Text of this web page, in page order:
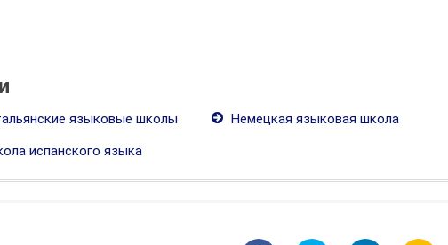
языковые школы
Немецкая языковая школа
испанского языка